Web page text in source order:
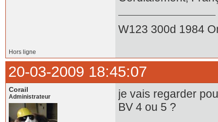
W123 300d 1984
Hors ligne
20-03-2009 18:45:07
Corail
Administrateur
je vais regarder
BV 4 ou 5 ?